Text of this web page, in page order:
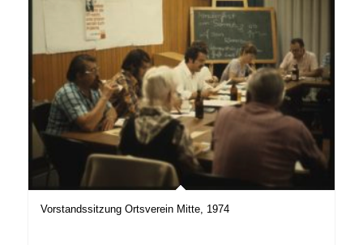
Vorstandssitzung Ortsverein Mitte, 1974